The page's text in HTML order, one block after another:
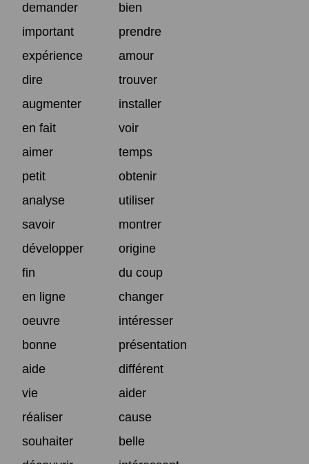
demander
bien
important
prendre
expérience
amour
dire
trouver
augmenter
installer
en fait
voir
aimer
temps
petit
obtenir
analyse
utiliser
savoir
montrer
développer
origine
fin
du coup
en ligne
changer
oeuvre
intéresser
bonne
présentation
aide
différent
vie
aider
réaliser
cause
souhaiter
belle